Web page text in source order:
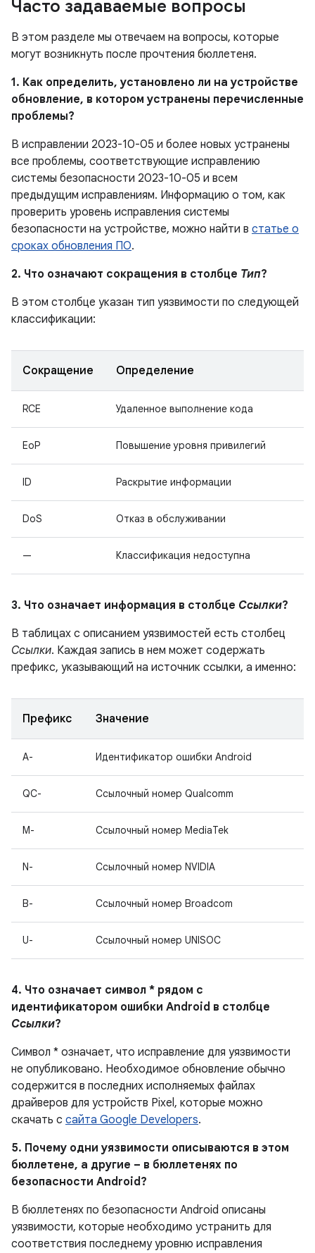
Часто задаваемые вопросы
В этом разделе мы отвечаем на вопросы, которые
могут возникнуть после прочтения бюллетеня.
1. Как определить, установлено ли на устройстве
обновление, в котором устранены перечисленные
проблемы?
В исправлении 2023-10-05 и более новых устранены
все проблемы, соответствующие исправлению
системы безопасности 2023-10-05 и всем
предыдущим исправлениям. Информацию о том, как
проверить уровень исправления системы
безопасности на устройстве, можно найти в статье о
сроках обновления ПО.
2. Что означают сокращения в столбце Тип?
В этом столбце указан тип уязвимости по следующей
классификации:
Сокращение Определение
RCE Удаленное выполнение кода
EoP Повышение уровня привилегий
ID Раскрытие информации
DoS Отказ в обслуживании
— Классификация недоступна
3. Что означает информация в столбце Ссылки?
В таблицах с описанием уязвимостей есть столбец
Ссылки. Каждая запись в нем может содержать
префикс, указывающий на источник ссылки, а именно:
Префикс Значение
A- Идентификатор ошибки Android
QC- Ссылочный номер Qualcomm
M- Ссылочный номер MediaTek
N- Ссылочный номер NVIDIA
B- Ссылочный номер Broadcom
U- Ссылочный номер UNISOC
4. Что означает символ * рядом с
идентификатором ошибки Android в столбце
Ссылки?
Символ * означает, что исправление для уязвимости
не опубликовано. Необходимое обновление обычно
содержится в последних исполняемых файлах
драйверов для устройств Pixel, которые можно
скачать с сайта Google Developers.
5. Почему одни уязвимости описываются в этом
бюллетене, а другие – в бюллетенях по
безопасности Android?
В бюллетенях по безопасности Android описаны
уязвимости, которые необходимо устранить для
соответствия последнему уровню исправления